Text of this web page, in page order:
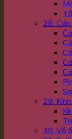
28.
29.
30. Vỏ